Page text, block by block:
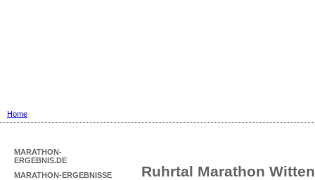
Home
MARATHON-
ERGEBNIS.DE
MARATHON-ERGEBNISSE
Ruhrtal Marathon Witten